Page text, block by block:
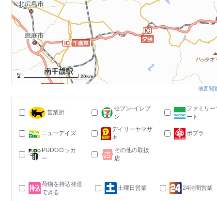
20km
地図閲
営業所
セブン-イレブ
ン
ファミリー
ート
ニューデイズ
デイリーヤマザ
キ
ポプラ
PUDOロッカ
ー
その他の取扱
店
荷物を持込発送
できる
土曜日営業 24時間営業